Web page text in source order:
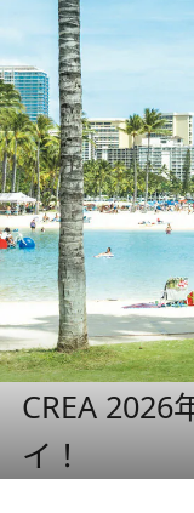
CREA 2026
イ！